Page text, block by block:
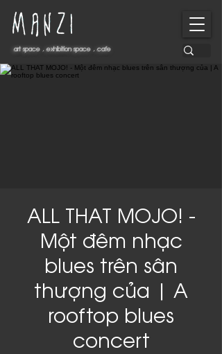
art space . exhibition space . cafe
art space . exhibition space . cafe
ALL THAT MOJO! -
Một đêm nhạc
blues trên sân
thượng của | A
rooftop blues
concert